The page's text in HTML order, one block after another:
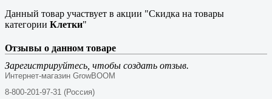
Данный товар участвует в акции "Скидка на товары
категории Клетки"
Отзывы о данном товаре
Зарегистрируйтесь, чтобы создать отзыв.
Интернет-магазин GrowBOOM
8-800-201-97-31 (Россия)